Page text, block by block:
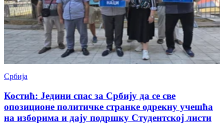
Србија
Костић: Једини спас за Србију да се све
опозиционе политичке странке одрекну учешћа
на изборима и дају подршку Студентској листи